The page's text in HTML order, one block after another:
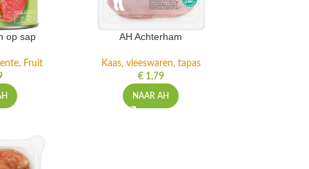
op sap
Fruit
AH Achterham
Kaas, vleeswaren, tapas
€1,79
NAAR AH